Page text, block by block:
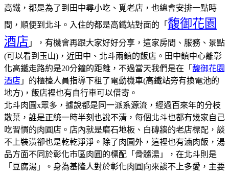
高鐵，都是為了到田中尋小吃、覓老店，也總會安排一點時
間，順便到北斗。入住的都是高鐵站對面的「 馥御花園
酒店 」，有機會再跟大家好好分享，這家房間、服務、景點
(可以看到玉山)，近田中、北斗兩鎮的飯店。田中鎮中心離彰
化高鐵走路約是20分鐘的距離，不過當天我們是在「 馥御花園
酒店 」的櫃檯人員指導下租了電動機車(高鐵站旁有換電池的
地方)，飯店裡也有自行車可以借寄。
北斗肉圓x眾多，據說都是同一派系源流，經過百來年的分枝
散葉，誰是正統一時半刻也說不清，每個北斗也都有幾家自己
吃習慣的肉圓店。 店內就是磨石地板、白磚牆的老店標配，談
不上裝潢卻也是乾乾淨淨。 除了肉圓外，這裡也有滷肉飯，湯
品方面不同於彰化市區肉圓的標配「骨髓湯」，在北斗則是
「豆腐湯」。 身為基隆人對於彰化肉圓向來談不上多愛，主要